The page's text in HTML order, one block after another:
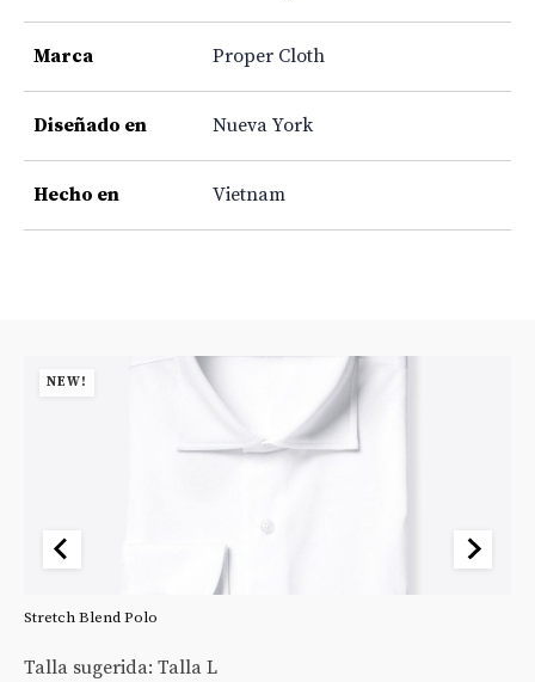
Marca Proper Cloth
Diseñado en Nueva York
Hecho en Vietnam
NEW!
Stretch Blend Polo
Talla sugerida: Talla L